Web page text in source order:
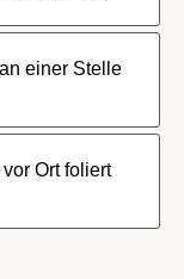
einer Stelle
Ort foliert